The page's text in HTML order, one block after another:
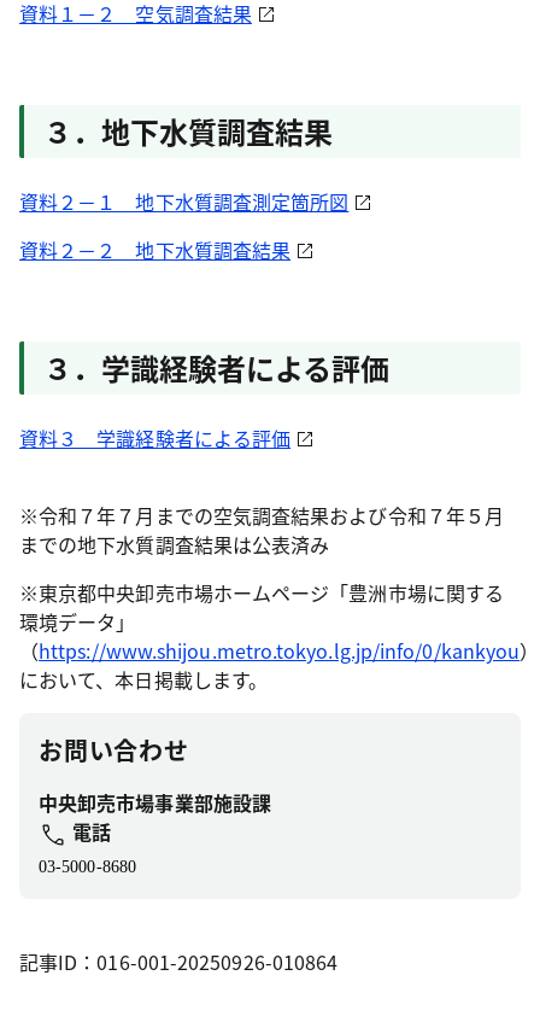
資料１－２ 空気調査結果
３．地下水質調査結果
資料２－１ 地下水質調査測定箇所図
資料２－２ 地下水質調査結果
３．学識経験者による評価
資料３ 学識経験者による評価
※令和７年７月までの空気調査結果および令和７年５月
までの地下水質調査結果は公表済み
※東京都中央卸売市場ホームページ「豊洲市場に関する
環境データ」
（https://www.shijou.metro.tokyo.lg.jp/info/0/kankyou）
において、本日掲載します。
お問い合わせ
中央卸売市場事業部施設課
電話
03-5000-8680
記事ID：016-001-20250926-010864